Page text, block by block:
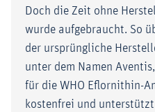
Doch die Zeit ohne
wurde aufgebraucht. So
der ursprüngliche
unter dem Namen
für die WHO Eflornithin-
kostenfrei und